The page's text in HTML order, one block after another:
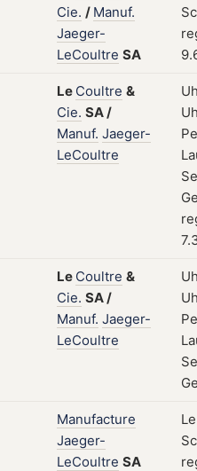
Cie. / Manuf.
Jaeger-
LeCoultre SA
Le Coultre &
Cie. SA/
Manuf. Jaeger-
LeCoultre
Le Coultre &
Cie. SA/
Manuf. Jaeger-
LeCoultre
Manufacture
Jaeger-
LeCoultre SA